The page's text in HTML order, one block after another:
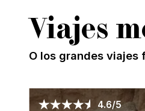
Viajes
O los grandes
4.6/5